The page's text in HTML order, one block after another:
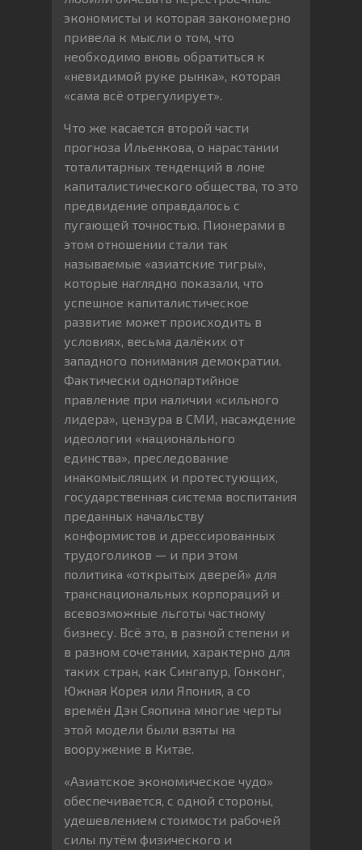
экономисты и которая закономерно
привела к мысли о том, что
необходимо вновь обратиться к
«невидимой руке рынка», которая
«сама всё отрегулирует».
Что же касается второй части
прогноза Ильенкова, о нарастании
тоталитарных тенденций в лоне
капиталистического общества, то это
предвидение оправдалось с
пугающей точностью. Пионерами в
этом отношении стали так
называемые «азиатские тигры»,
которые наглядно показали, что
успешное капиталистическое
развитие может происходить в
условиях, весьма далёких от
западного понимания демократии.
Фактически однопартийное
правление при наличии «сильного
лидера», цензура в СМИ, насаждение
идеологии «национального
единства», преследование
инакомыслящих и протестующих,
государственная система воспитания
преданных начальству
конформистов и дрессированных
трудоголиков — и при этом
политика «открытых дверей» для
транснациональных корпораций и
всевозможные льготы частному
бизнесу. Всё это, в разной степени и
в разном сочетании, характерно для
таких стран, как Сингапур, Гонконг,
Южная Корея или Япония, а со
времён Дэн Сяопина многие черты
этой модели были взяты на
вооружение в Китае.
«Азиатское экономическое чудо»
обеспечивается, с одной стороны,
удешевлением стоимости рабочей
силы путём физического и